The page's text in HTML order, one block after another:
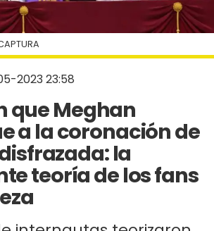
2023 23:58
que Meghan
a la coronación de
la
teoría de los fans